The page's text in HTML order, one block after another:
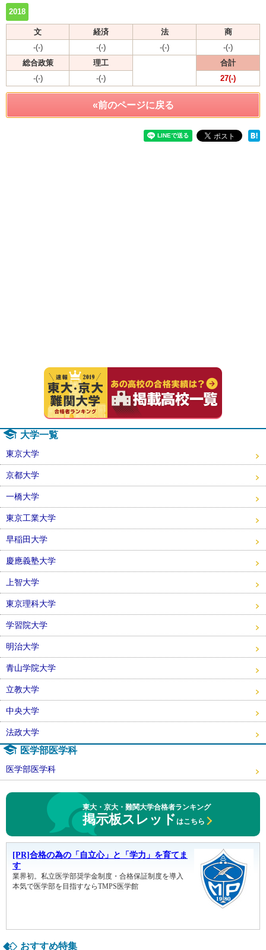
2018
文 経済 法
商
-(-)
-(-) -(-)
-(-)
総合政策
理工
合計
-(-)
-(-) 27(-)
«前のページに戻る
大学一覧
東京大学
京都大学
一橋大学
東京工業大学
早稲田大学
慶應義塾大学
上智大学
東京理科大学
学習院大学
明治大学
青山学院大学
立教大学
中央大学
法政大学
医学部医学科
医学部医学科
東大・京大・難関大学合格者ランキング
掲示板スレッドはこちら
おすすめ特集